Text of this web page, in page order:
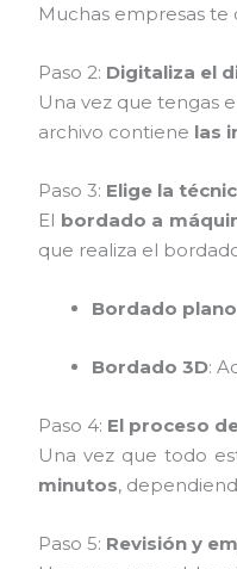
Muchas empresas te
Paso 2: Digitaliza el
Una vez que tengas
archivo contiene las
Paso 3: Elige la
El bordado a
que realiza el
Bordado plano
Bordado 3D:
Paso 4: El proceso
Una vez que todo
minutos,
Paso 5: Revisión y